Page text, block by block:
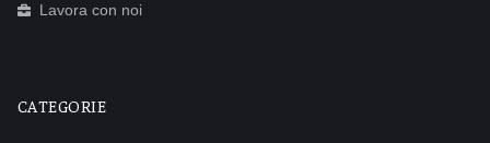
Lavora con noi
CATEGORIE